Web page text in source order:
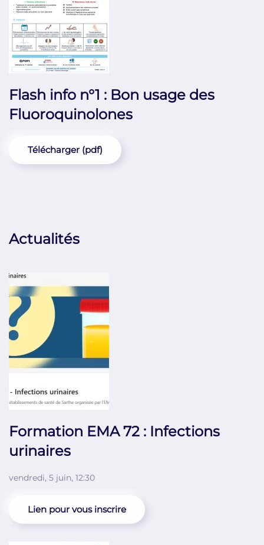
Flash info n°1 : Bon usage des
Fluoroquinolones
Télécharger (pdf)
Actualités
Formation EMA 72 : Infections
urinaires
vendredi, 5 juin, 12:30
Lien pour vous inscrire